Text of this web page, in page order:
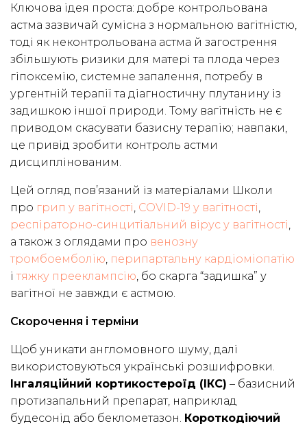
Ключова ідея проста: добре контрольована
астма зазвичай сумісна з нормальною вагітністю,
тоді як неконтрольована астма й загострення
збільшують ризики для матері та плода через
гіпоксемію, системне запалення, потребу в
ургентній терапії та діагностичну плутанину із
задишкою іншої природи. Тому вагітність не є
приводом скасувати базисну терапію; навпаки,
це привід зробити контроль астми
дисциплінованим.
Цей огляд пов’язаний із матеріалами Школи
про грип у вагітності, COVID-19 у вагітності,
респіраторно-синцитіальний вірус у вагітності,
а також з оглядами про венозну
тромбоемболію, перипартальну кардіоміопатію
і тяжку прееклампсію, бо скарга “задишка” у
вагітної не завжди є астмою.
Скорочення і терміни
Щоб уникати англомовного шуму, далі
використовуються українські розшифровки.
Інгаляційний кортикостероїд (ІКС) – базисний
протизапальний препарат, наприклад
будесонід або беклометазон. Короткодіючий